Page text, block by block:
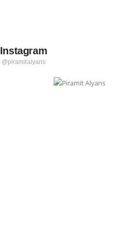
Instagram
@piramitalyans